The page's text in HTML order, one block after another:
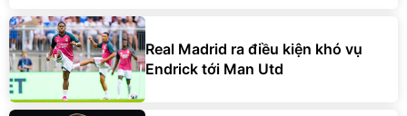
Real Madrid ra điều kiện khó vụ
Endrick tới Man Utd